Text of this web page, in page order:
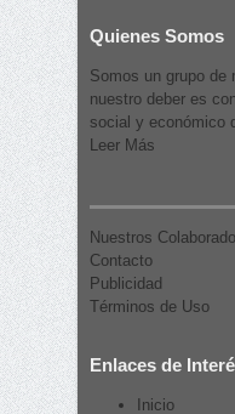
Quienes Somos
Somos un grupo de
nuestro deber es
social y económico
Leer Más
Nuestros
Contacto
Publicidad
Términos de Uso
Enlaces de
Inicio